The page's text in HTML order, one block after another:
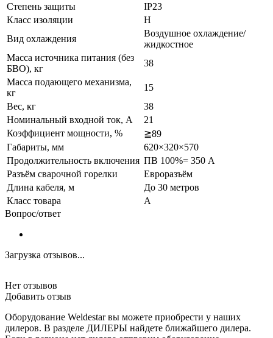
Степень защиты
IP23
Класс изоляции
H
Вид охлаждения
Воздушное охлаждение/
жидкостное
Масса источника питания (без
БВО), кг
38
Масса подающего механизма,
кг
15
Вес, кг
38
Номинальный входной ток, А
21
Коэффициент мощности, %
≧89
Габариты, мм
620×320×570
Продолжительность включения ПВ 100%= 350 А
Разъём сварочной горелки
Евроразъём
Длина кабеля, м
До 30 метров
Класс товара
A
Вопрос/ответ
Загрузка отзывов...
Нет отзывов
Добавить отзыв
Оборудование Weldestar вы можете приобрести у наших
дилеров. В разделе ДИЛЕРЫ найдете ближайшего дилера.